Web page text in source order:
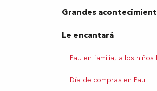
Grandes
Le encantará
Pau en familia, a los niños
Día de compras en Pau